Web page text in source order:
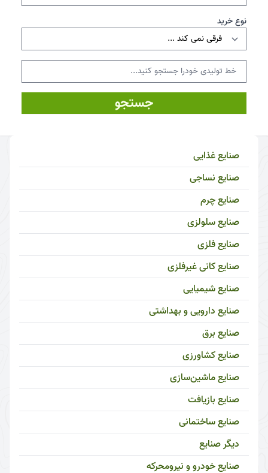
نوع خرید
جستجو
صنایع غذایی
صنایع نساجی
صنایع چرم
صنایع سلولزی
صنایع فلزی
صنایع کانی غیرفلزی
صنایع شیمیایی
صنایع دارویی و بهداشتی
صنایع برق
صنایع کشاورزی
صنایع ماشین‌سازی
صنایع بازیافت
صنایع ساختمانی
دیگر صنایع
صنایع خودرو و نیرومحرکه